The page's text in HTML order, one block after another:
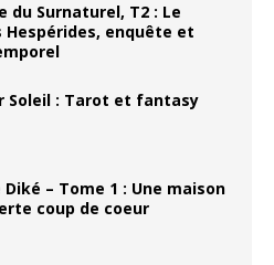
du Surnaturel, T2 : Le
Hespérides, enquête et
Soleil : Tarot et fantasy
Diké – Tome 1 : Une maison
coup de coeur